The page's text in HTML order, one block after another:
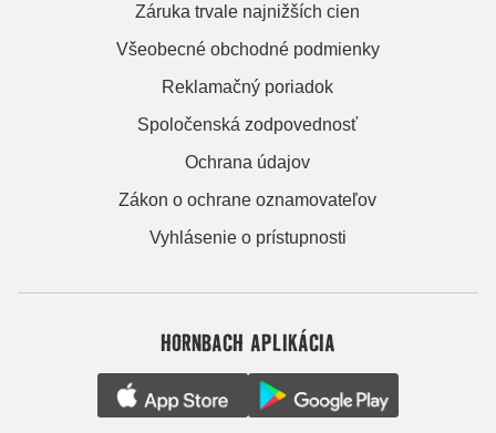
Záruka trvale najnižších cien
Všeobecné obchodné podmienky
Reklamačný poriadok
Spoločenská zodpovednosť
Ochrana údajov
Zákon o ochrane oznamovateľov
Vyhlásenie o prístupnosti
HORNBACH APLIKÁCIA